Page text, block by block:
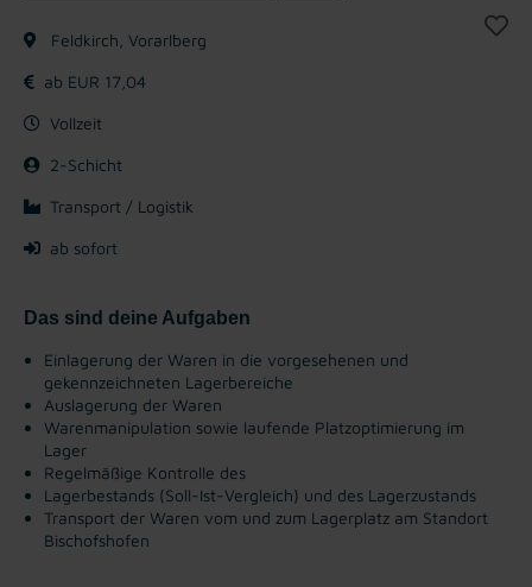
Feldkirch, Vorarlberg
ab EUR 17,04
Vollzeit
2-Schicht
Transport / Logistik
ab sofort
Das sind deine Aufgaben
Einlagerung der Waren in die vorgesehenen und
gekennzeichneten Lagerbereiche
Auslagerung der Waren
Warenmanipulation sowie laufende Platzoptimierung im
Lager
Regelmäßige Kontrolle des
Lagerbestands (Soll-Ist-Vergleich) und des Lagerzustands
Transport der Waren vom und zum Lagerplatz am Standort
Bischofshofen